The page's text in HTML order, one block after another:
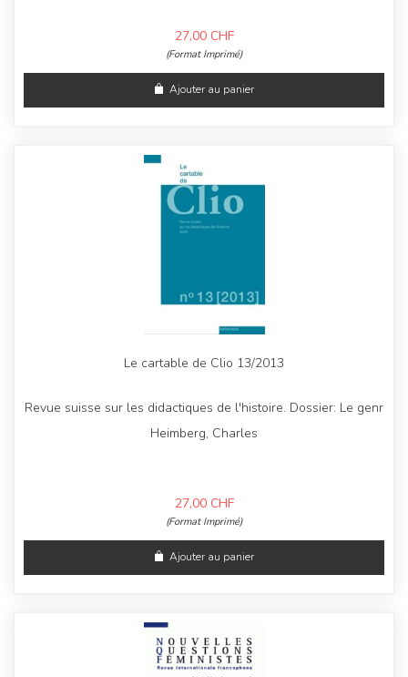
27,00 CHF
(Format Imprimé)
Ajouter au panier
Le cartable de Clio 13/2013
Revue suisse sur les didactiques de l'histoire. Dossier: Le genr
Heimberg, Charles
27,00 CHF
(Format Imprimé)
Ajouter au panier